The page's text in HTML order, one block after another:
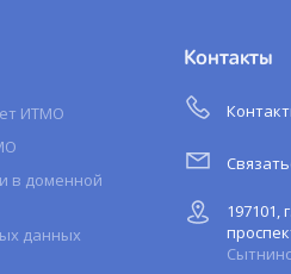
ИТМО
в доменной
данных
Контакты
197101,